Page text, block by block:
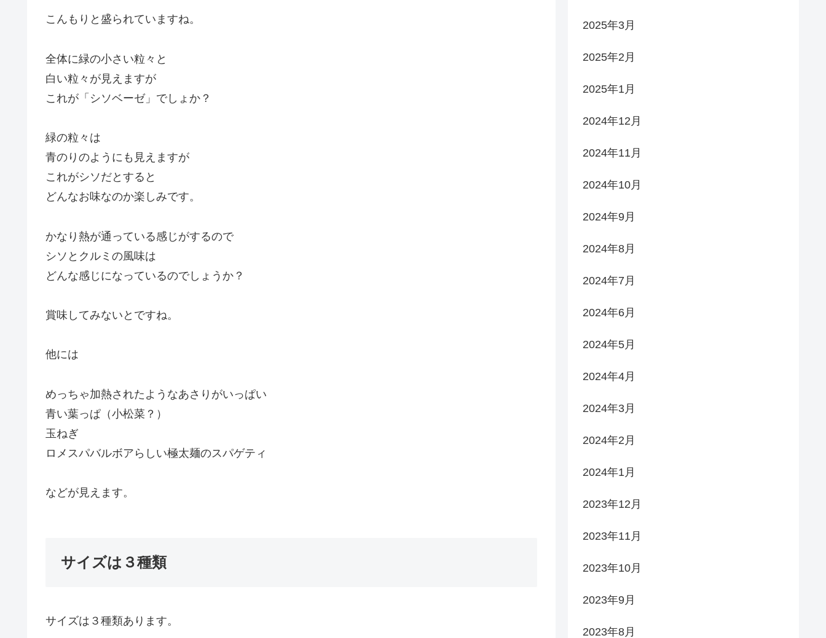
こんもりと盛られていますね。
全体に緑の小さい粒々と
白い粒々が見えますが
これが「シソベーゼ」でしょか？
緑の粒々は
青のりのようにも見えますが
これがシソだとすると
どんなお味なのか楽しみです。
かなり熱が通っている感じがするので
シソとクルミの風味は
どんな感じになっているのでしょうか？
賞味してみないとですね。
他には
めっちゃ加熱されたようなあさりがいっぱい
青い葉っぱ（小松菜？）
玉ねぎ
ロメスパバルボアらしい極太麺のスパゲティ
などが見えます。
サイズは３種類
サイズは３種類あります。
2025年3月
2025年2月
2025年1月
2024年12月
2024年11月
2024年10月
2024年9月
2024年8月
2024年7月
2024年6月
2024年5月
2024年4月
2024年3月
2024年2月
2024年1月
2023年12月
2023年11月
2023年10月
2023年9月
2023年8月